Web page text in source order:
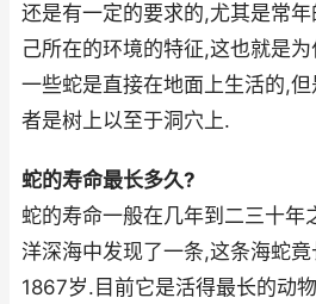
还是有一定的要求的,尤其是常
己所在的环境的特征,这也就是
一些蛇是直接在地面上生活的,
者是树上以至于洞穴上.
蛇的寿命最长多久?
蛇的寿命一般在几年到二三十年
洋深海中发现了一条,这条海蛇
1867岁.目前它是活得最长的动